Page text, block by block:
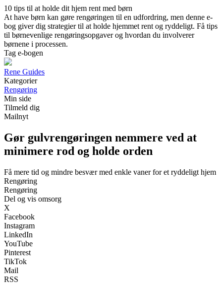
10 tips til at holde dit hjem rent med børn
At have børn kan gøre rengøringen til en udfordring, men denne e-
bog giver dig strategier til at holde hjemmet rent og ryddeligt. Få tips
til børnevenlige rengøringsopgaver og hvordan du involverer
børnene i processen.
Tag e-bogen
Rene Guides
Kategorier
Rengøring
Min side
Tilmeld dig
Mailnyt
Gør gulvrengøringen nemmere ved at
minimere rod og holde orden
Få mere tid og mindre besvær med enkle vaner for et ryddeligt hjem
Rengøring
Rengøring
Del og vis omsorg
X
Facebook
Instagram
LinkedIn
YouTube
Pinterest
TikTok
Mail
RSS